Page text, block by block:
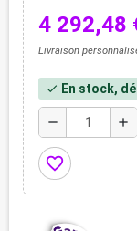
4 292,48
Livraison
check En stock,
remove add
favorite_border